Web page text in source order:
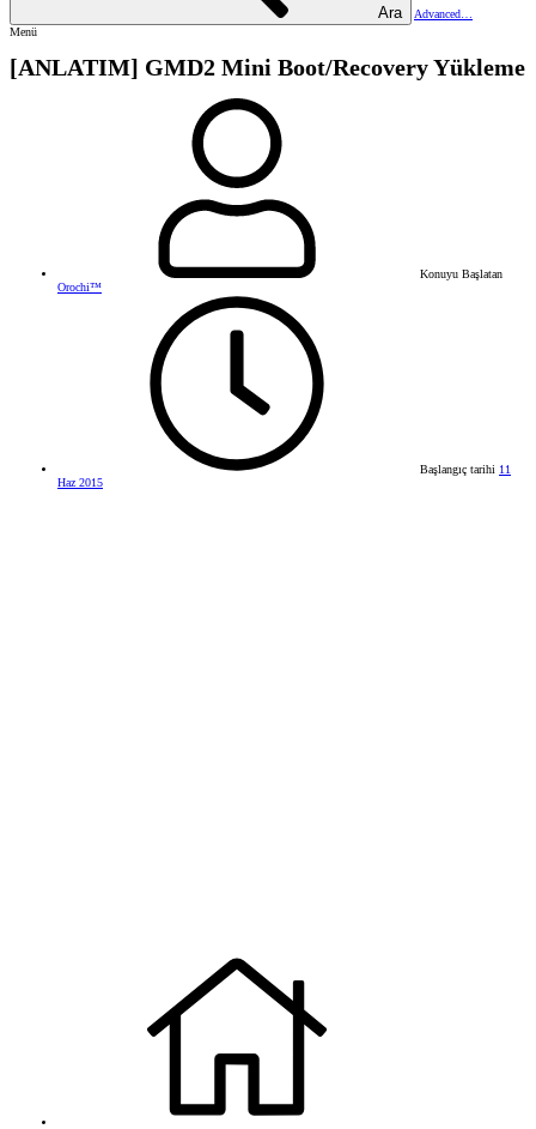
Ara
Advanced…
Menü
[ANLATIM] GMD2 Mini Boot/Recovery Yükleme
Konuyu Başlatan
Orochi™
Başlangıç tarihi 11
Haz 2015